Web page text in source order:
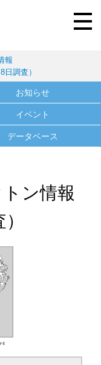
報
調査）
お知らせ
イベント
データベース
ン情報